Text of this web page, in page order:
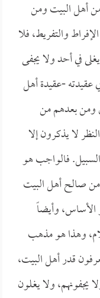
أهل البيت ومن
والتفريط، فلا
في أحد ولا يجفى
عقيدته -عقيدة أهل
ومن بعدهم من
لا يذكرون إلا
فالواجب هو
من صالح أهل البيت
الأساس، وأيضاً
وهذا هو مذهب
قدر أهل البيت،
يجفونهم، ولا يغلون